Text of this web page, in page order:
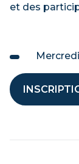
et des